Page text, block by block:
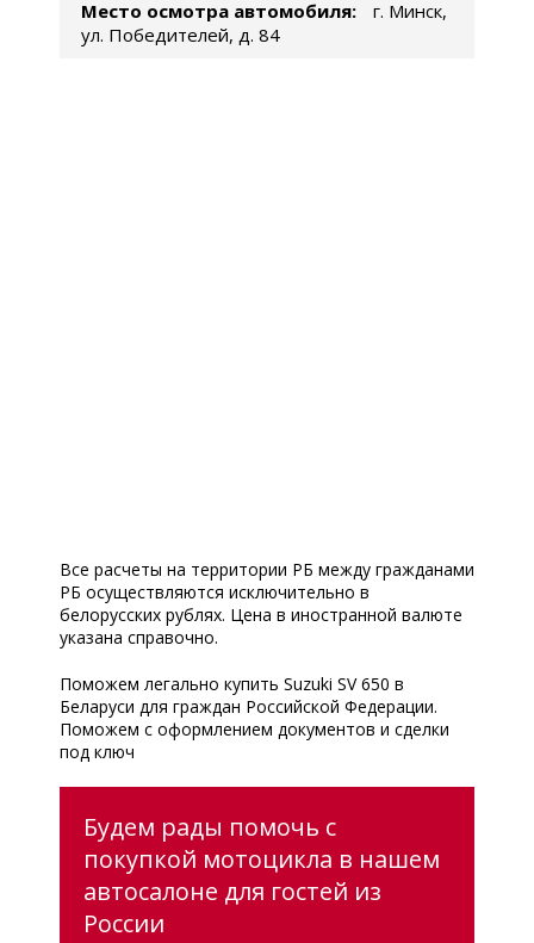
Место осмотра автомобиля:
г. Минск,
ул. Победителей, д. 84
Все расчеты на территории РБ между гражданами
РБ осуществляются исключительно в
белорусских рублях. Цена в иностранной валюте
указана справочно.
Поможем легально купить Suzuki SV 650 в
Беларуси для граждан Российской Федерации.
Поможем с оформлением документов и сделки
под ключ
Будем рады помочь с
покупкой мотоцикла в нашем
автосалоне для гостей из
России